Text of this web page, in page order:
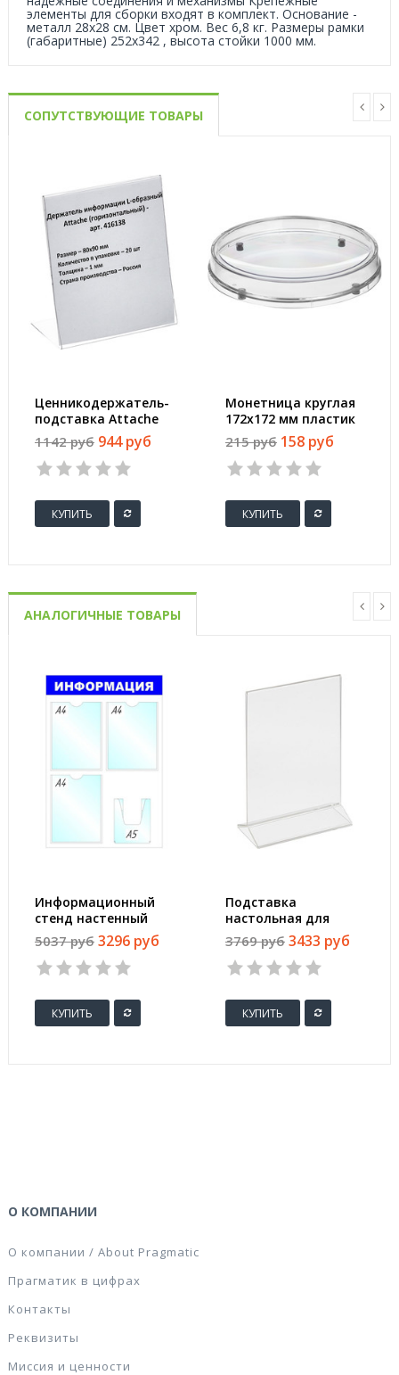
элементы для сборки входят в комплект. Основание -
металл 28х28 см. Цвет хром. Вес 6,8 кг. Размеры рамки
(габаритные) 252х342 , высота стойки 1000 мм.
СОПУТСТВУЮЩИЕ ТОВАРЫ
Ценникодержатель-
подставка Attache
ПЭТ 80x90 мм
прозрачный (20
штук в упаковке)
1142 руб 944 руб
КУПИТЬ
Монетница круглая
172x172 мм пластик
215 руб 158 руб
КУПИТЬ
АНАЛОГИЧНЫЕ ТОВАРЫ
Информационный
стенд настенный
Attache Информация
А4/А5 пластиковый
белый/синий (4
5037 руб 3296 руб
КУПИТЬ
Подставка
настольная для
рекламных
материалов Attache
А4 (8 штук в
3769 руб 3433 руб
КУПИТЬ
О КОМПАНИИ
О компании / About Pragmatic
Прагматик в цифрах
Контакты
Реквизиты
Миссия и ценности